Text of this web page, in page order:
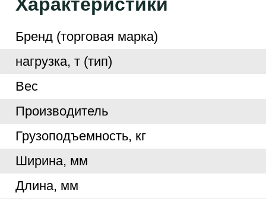
Бренд (торговая марка)
нагрузка, т (тип)
Вес
Производитель
Грузоподъемность, кг
Ширина, мм
Длина, мм